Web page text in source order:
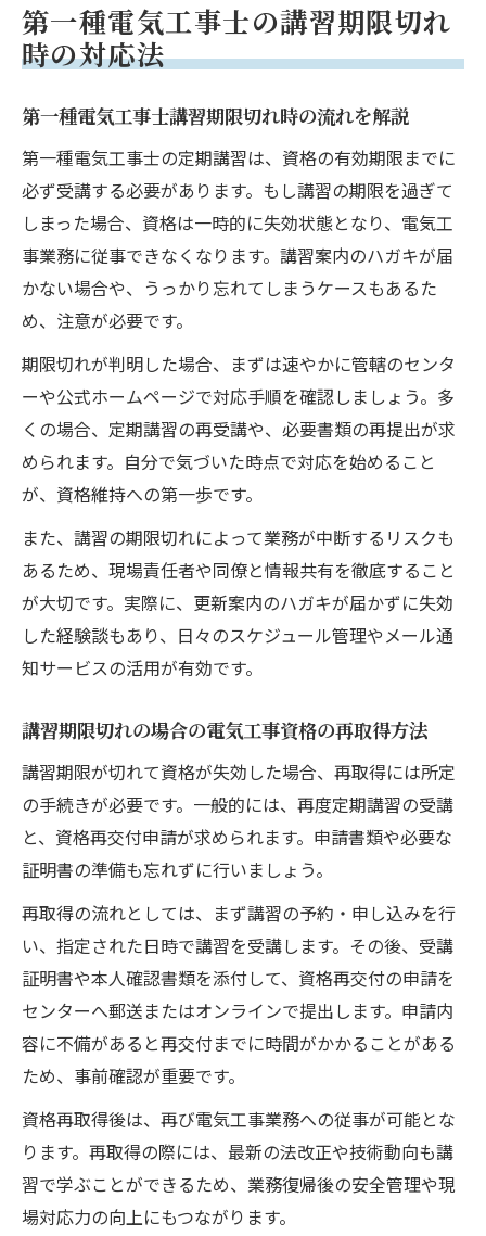
第一種電気工事士の講習期限切れ
時の対応法
第一種電気工事士講習期限切れ時の流れを解説
第一種電気工事士の定期講習は、資格の有効期限までに
必ず受講する必要があります。もし講習の期限を過ぎて
しまった場合、資格は一時的に失効状態となり、電気工
事業務に従事できなくなります。講習案内のハガキが届
かない場合や、うっかり忘れてしまうケースもあるた
め、注意が必要です。
期限切れが判明した場合、まずは速やかに管轄のセンタ
ーや公式ホームページで対応手順を確認しましょう。多
くの場合、定期講習の再受講や、必要書類の再提出が求
められます。自分で気づいた時点で対応を始めること
が、資格維持への第一歩です。
また、講習の期限切れによって業務が中断するリスクも
あるため、現場責任者や同僚と情報共有を徹底すること
が大切です。実際に、更新案内のハガキが届かずに失効
した経験談もあり、日々のスケジュール管理やメール通
知サービスの活用が有効です。
講習期限切れの場合の電気工事資格の再取得方法
講習期限が切れて資格が失効した場合、再取得には所定
の手続きが必要です。一般的には、再度定期講習の受講
と、資格再交付申請が求められます。申請書類や必要な
証明書の準備も忘れずに行いましょう。
再取得の流れとしては、まず講習の予約・申し込みを行
い、指定された日時で講習を受講します。その後、受講
証明書や本人確認書類を添付して、資格再交付の申請を
センターへ郵送またはオンラインで提出します。申請内
容に不備があると再交付までに時間がかかることがある
ため、事前確認が重要です。
資格再取得後は、再び電気工事業務への従事が可能とな
ります。再取得の際には、最新の法改正や技術動向も講
習で学ぶことができるため、業務復帰後の安全管理や現
場対応力の向上にもつながります。